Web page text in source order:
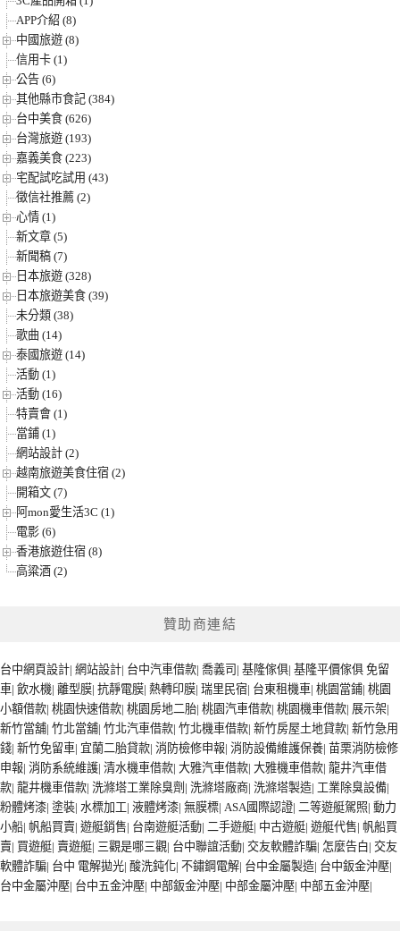
APP介紹 (8)
中國旅遊 (8)
信用卡 (1)
公告 (6)
其他縣市食記 (384)
台中美食 (626)
台灣旅遊 (193)
嘉義美食 (223)
宅配試吃試用 (43)
徵信社推薦 (2)
心情 (1)
新文章 (5)
新聞稿 (7)
日本旅遊 (328)
日本旅遊美食 (39)
未分類 (38)
歌曲 (14)
泰國旅遊 (14)
活動 (1)
活動 (16)
特賣會 (1)
當鋪 (1)
網站設計 (2)
越南旅遊美食住宿 (2)
開箱文 (7)
阿mon愛生活3C (1)
電影 (6)
香港旅遊住宿 (8)
高粱酒 (2)
贊助商連結
台中網頁設計| 網站設計| 台中汽車借款| 喬義司 | 基隆傢俱| 基隆平價傢俱 免留
車| 飲水機| 離型膜| 抗靜電膜| 熱轉印膜| 瑞里民宿| 台東租機車| 桃園當鋪| 桃園
小額借款| 桃園快速借款| 桃園房地二胎| 桃園汽車借款| 桃園機車借款| 展示架|
新竹當舖| 竹北當舖| 竹北汽車借款| 竹北機車借款| 新竹房屋土地貸款| 新竹急用
錢| 新竹免留車| 宜蘭二胎貸款| 消防檢修申報| 消防設備維護保養| 苗栗消防檢修
申報| 消防系統維護| 清水機車借款| 大雅汽車借款| 大雅機車借款| 龍井汽車借
款| 龍井機車借款| 洗滌塔工業除臭劑 | 洗滌塔廠商| 洗滌塔製造| 工業除臭設備|
粉體烤漆| 塗裝| 水標加工| 液體烤漆| 無膜標| ASA國際認證| 二等遊艇駕照| 動力
小船| 帆船買賣| 遊艇銷售| 台南遊艇活動| 二手遊艇| 中古遊艇| 遊艇代售| 帆船買
賣| 買遊艇| 賣遊艇| 三觀是哪三觀| 台中聯誼活動| 交友軟體詐騙| 怎麼告白| 交友
軟體詐騙| 台中 電解拋光| 酸洗鈍化| 不鏽鋼電解| 台中金屬製造| 台中鈑金沖壓|
台中金屬沖壓| 台中五金沖壓| 中部鈑金沖壓| 中部金屬沖壓| 中部五金沖壓|